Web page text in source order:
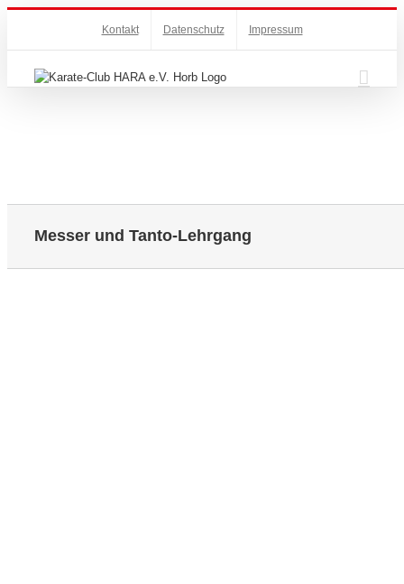
springen
Kontakt Datenschutz Impressum
Messer und Tanto-Lehrgang